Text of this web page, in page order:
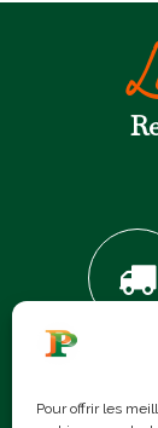
Pour offrir les
SERVICE DE